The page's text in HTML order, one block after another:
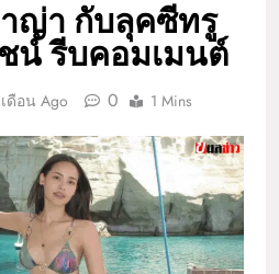
ญ่า กับลุคซีทรู
น์ รีบคอมเมนต์
เดือน Ago 0 1 Mins